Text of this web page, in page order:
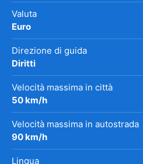
Valuta
Euro
Direzione di guida
Diritti
Velocità massima in città
50 km/h
Velocità massima in autostrada
90 km/h
Lingua